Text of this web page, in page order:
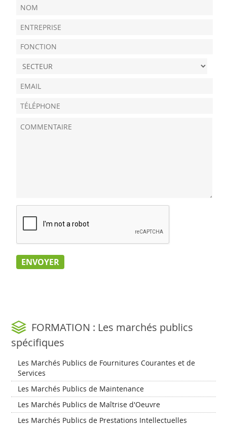
FORMATION : Les marchés publics
spécifiques
Les Marchés Publics de Fournitures Courantes et de
Services
Les Marchés Publics de Maintenance
Les Marchés Publics de Maîtrise d'Oeuvre
Les Marchés Publics de Prestations Intellectuelles